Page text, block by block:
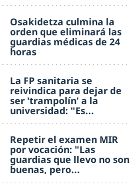
Osakidetza culmina la
orden que eliminará las
guardias médicas de 24
horas
La FP sanitaria se
reivindica para dejar de
ser 'trampolín' a la
universidad: "Es...
Repetir el examen MIR
por vocación: "Las
guardias que llevo no son
buenas, pero...